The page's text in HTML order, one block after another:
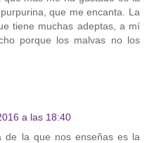
que me encanta. La
tiene muchas adeptas, a mí
porque los malvas no los
a las 18:40
de la que nos enseñas es la